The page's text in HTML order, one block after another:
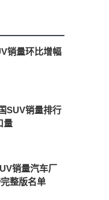
销量环比增幅
SUV销量排行
量
销量汽车厂
整版名单